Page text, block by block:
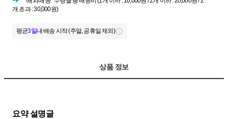
개 초과 : 30,000원)
평균3일내 배송 시작 (주말, 공휴일 제외)
상품 정보
요약 설명글